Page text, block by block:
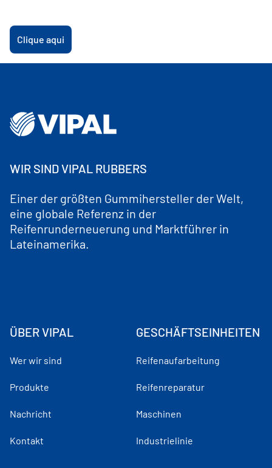
Nationalität, sozialer Herkunft, finanziellem Status,
politischer Meinung, Behinderung oder einer
anderen Grundlage wird nicht toleriert;
Clique aqui
WIR SIND VIPAL RUBBERS
Einer der größten Gummihersteller der Welt,
eine globale Referenz in der
Reifenrunderneuerung und Marktführer in
Lateinamerika.
ÜBER VIPAL
Wer wir sind
Produkte
Nachricht
Kontakt
GESCHÄFTSEINHEITEN
Reifenaufarbeitung
Reifenreparatur
Maschinen
Industrielinie